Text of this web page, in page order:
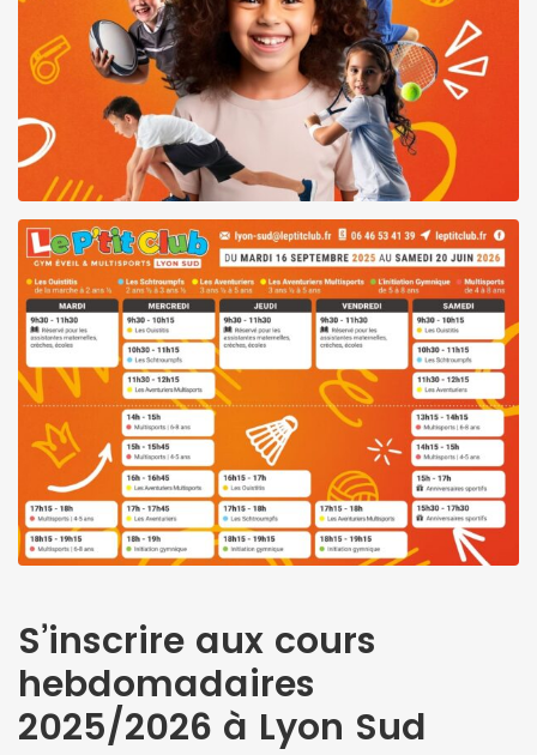
S’inscrire aux cours
hebdomadaires
2025/2026 à Lyon Sud